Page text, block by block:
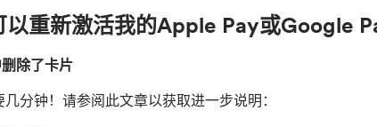
重新激活我的Apple Pay或Google
除了卡片
分钟！请参阅此文章以获取进一步说明：